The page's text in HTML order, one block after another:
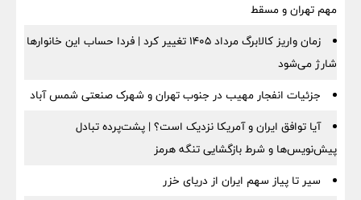
مهم تهران و مسقط
زمان واریز کالابرگ مرداد ۱۴۰۵ تغییر کرد | فردا حساب این خانوارها
شارژ می‌شود
جزئیات انفجار مهیب در جنوب تهران و شهرک صنعتی شمس آباد
آیا توافق ایران و آمریکا نزدیک است؟ | پشت‌پرده تبادل
پیش‌نویس‌ها و شرط بازگشایی تنگه هرمز
سیر تا پیاز سهم ایران از دریای خزر